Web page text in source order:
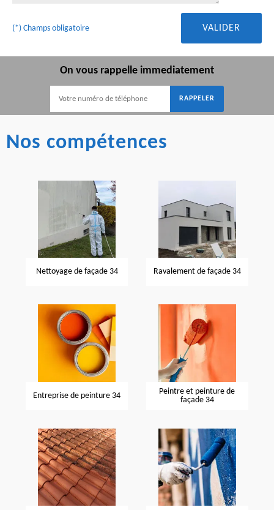
(*) Champs obligatoire
On vous rappelle immediatement
Nos compétences
Nettoyage de façade 34 Ravalement de façade 34
Entreprise de peinture 34
Peintre et peinture de
façade 34